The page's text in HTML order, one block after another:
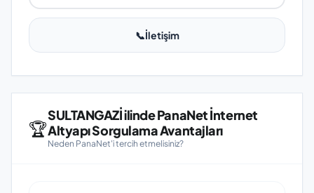
📞İletişim
🏆
SULTANGAZİ ilinde PanaNet İnternet
Altyapı Sorgulama Avantajları
Neden PanaNet'i tercih etmelisiniz?